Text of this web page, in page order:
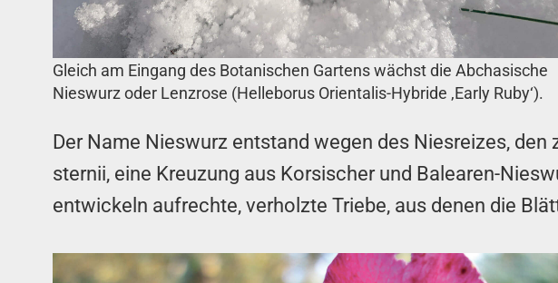
Gleich am Eingang des Botanischen Gartens wächst die Abchasische
Nieswurz oder Lenzrose (Helleborus Orientalis-Hybride ‚Early Ruby‘).
Der Name Nieswurz entstand wegen des Niesreizes,
sternii, eine Kreuzung aus Korsischer und Balearen-
entwickeln aufrechte, verholzte Triebe, aus denen die